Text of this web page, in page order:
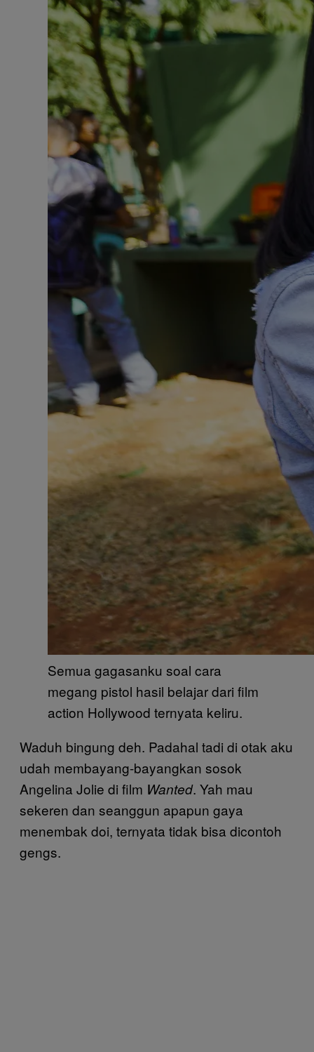
Semua gagasanku soal cara
megang pistol hasil belajar dari film
action Hollywood ternyata keliru.
Waduh bingung deh. Padahal tadi di otak aku
udah membayang-bayangkan sosok
Angelina Jolie di film Wanted. Yah mau
sekeren dan seanggun apapun gaya
menembak doi, ternyata tidak bisa dicontoh
gengs.